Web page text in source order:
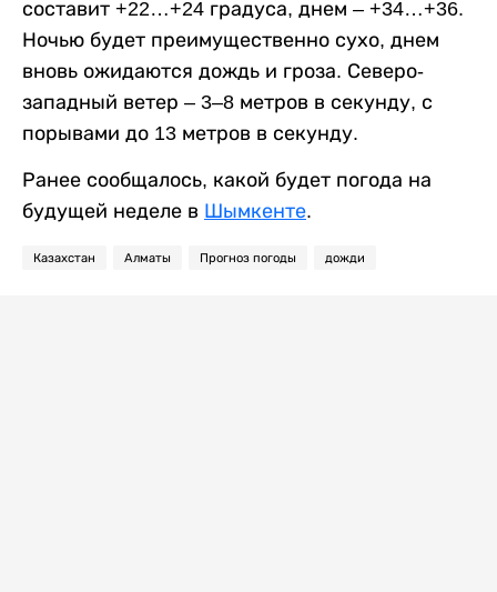
составит +22…+24 градуса, днем – +34…+36.
Ночью будет преимущественно сухо, днем
вновь ожидаются дождь и гроза. Северо-
западный ветер – 3–8 метров в секунду, с
порывами до 13 метров в секунду.
Ранее сообщалось, какой будет погода на
будущей неделе в Шымкенте.
Казахстан Алматы Прогноз погоды дожди